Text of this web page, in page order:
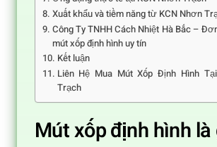
Xuất khẩu và tiềm năng từ KCN Nhơn
Công Ty TNHH Cách Nhiệt Hà Bắc –
mút xốp định hình uy tín
Kết luận
Liên Hệ Mua Mút Xốp Định Hình
Trạch
Mút xốp định hình là